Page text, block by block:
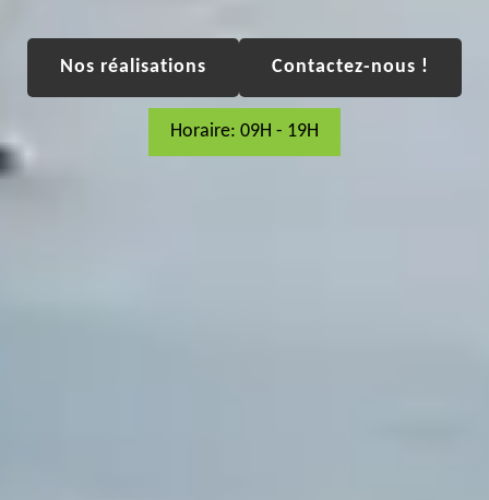
Nos réalisations Contactez-nous !
Horaire: 09H - 19H